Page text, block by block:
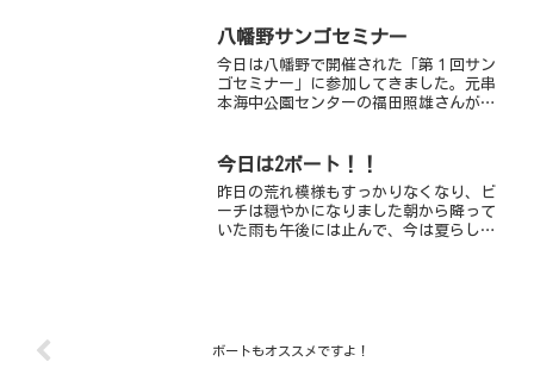
たくさん・・・でかでかマトウダイはま
八幡野サンゴセミナー
今日は八幡野で開催された「第１回サン
ゴセミナー」に参加してきました。元串
本海中公園センターの福田照雄さんが講
きました。伊豆のサンゴは南国のサンゴ
今日は2ボート！！
昨日の荒れ模様もすっかりなくなり、ビ
ーチは穏やかになりました朝から降って
いた雨も午後には止んで、今は夏らしく
ボートもオススメですよ！